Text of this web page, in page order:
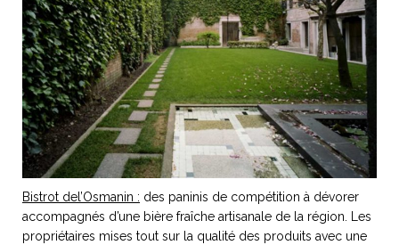
Bistrot del’Osmanin : des paninis de compétition à dévorer
accompagnés d’une bière fraîche artisanale de la région. Les
propriétaires mises tout sur la qualité des produits avec une